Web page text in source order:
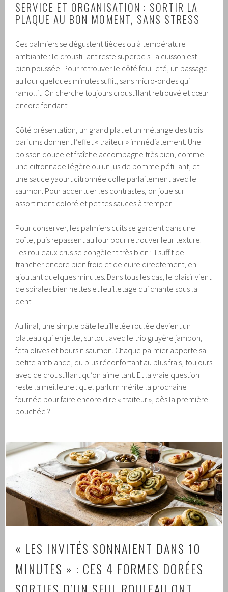
SERVICE ET ORGANISATION : SORTIR LA
PLAQUE AU BON MOMENT, SANS STRESS
Ces palmiers se dégustent tièdes ou à température
ambiante : le croustillant reste superbe si la cuisson est
bien poussée. Pour retrouver le côté feuilleté, un passage
au four quelques minutes suffit, sans micro-ondes qui
ramollit. On cherche toujours croustillant retrouvé et cœur
encore fondant.
Côté présentation, un grand plat et un mélange des trois
parfums donnent l’effet « traiteur » immédiatement. Une
boisson douce et fraîche accompagne très bien, comme
une citronnade légère ou un jus de pomme pétillant, et
une sauce yaourt citronnée colle parfaitement avec le
saumon. Pour accentuer les contrastes, on joue sur
assortiment coloré et petites sauces à tremper.
Pour conserver, les palmiers cuits se gardent dans une
boîte, puis repassent au four pour retrouver leur texture.
Les rouleaux crus se congèlent très bien : il suffit de
trancher encore bien froid et de cuire directement, en
ajoutant quelques minutes. Dans tous les cas, le plaisir vient
de spirales bien nettes et feuilletage qui chante sous la
dent.
Au final, une simple pâte feuilletée roulée devient un
plateau qui en jette, surtout avec le trio gruyère jambon,
feta olives et boursin saumon. Chaque palmier apporte sa
petite ambiance, du plus réconfortant au plus frais, toujours
avec ce croustillant qu’on aime tant. Et la vraie question
reste la meilleure : quel parfum mérite la prochaine
fournée pour faire encore dire « traiteur », dès la première
bouchée ?
« LES INVITÉS SONNAIENT DANS 10
MINUTES » : CES 4 FORMES DORÉES